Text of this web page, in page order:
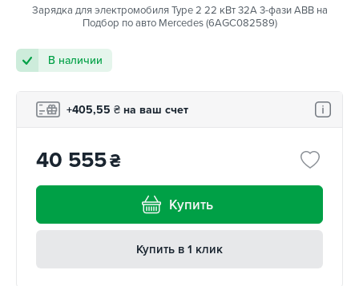
Зарядка для электромобиля Type 2 22 кВт 32A 3-фази ABB на
Подбор по авто Mercedes (6AGC082589)
В наличии
+405,55 ₴ на ваш счет
40 555₴
Купить
Купить в 1 клик